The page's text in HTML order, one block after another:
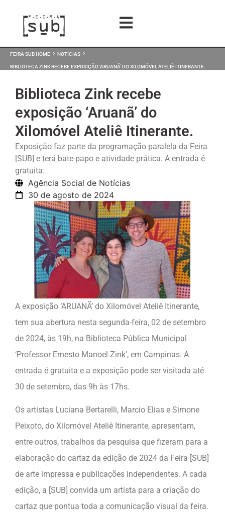
FEIRA SUB HOME › NOTÍCIAS ›
BIBLIOTECA ZINK RECEBE EXPOSIÇÃO ‘ARUANÃ’ DO XILOMÓVEL ATELIÊ ITINERANTE.
Biblioteca Zink recebe
exposição ‘Aruanã’ do
Xilomóvel Ateliê Itinerante.
Exposição faz parte da programação paralela da Feira
[SUB] e terá bate-papo e atividade prática. A entrada é
gratuita.
Agência Social de Notícias
30 de agosto de 2024
A exposição ‘ARUANÃ’ do Xilomóvel Ateliê Itinerante,
tem sua abertura nesta segunda-feira, 02 de setembro
de 2024, às 19h, na Biblioteca Pública Municipal
‘Professor Ernesto Manoel Zink’, em Campinas. A
entrada é gratuita e a exposição pode ser visitada até
30 de setembro, das 9h às 17hs.
Os artistas Luciana Bertarelli, Marcio Elias e Simone
Peixoto, do Xilomóvel Ateliê Itinerante, apresentam,
entre outros, trabalhos da pesquisa que fizeram para a
elaboração do cartaz da edição de 2024 da Feira [SUB]
de arte impressa e publicações independentes. A cada
edição, a [SUB] convida um artista para a criação do
cartaz que pontua toda a comunicação visual da feira.